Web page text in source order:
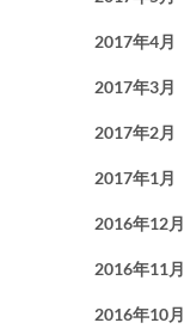
2017年4月
2017年3月
2017年2月
2017年1月
2016年12月
2016年11月
2016年10月